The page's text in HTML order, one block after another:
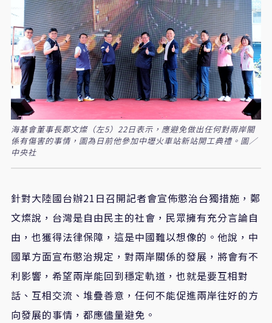
海基會董事長鄭文燦（左5）22日表示，應避免做出任何對兩岸關
係有傷害的事情，圖為日前他參加中壢火車站新站開工典禮。圖／
中央社
針對大陸國台辦21日召開記者會宣佈懲治台獨措施，鄭
文燦說，台灣是自由民主的社會，民眾擁有充分言論自
由，也獲得法律保障，這是中國難以想像的。他說，中
國單方面宣布懲治規定，對兩岸關係的發展，將會有不
利影響，希望兩岸能回到穩定軌道，也就是要互相對
話、互相交流、堆疊善意，任何不能促進兩岸往好的方
向發展的事情，都應儘量避免。